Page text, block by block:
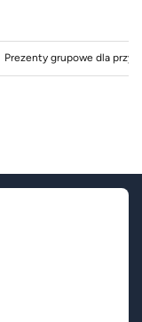
Prezenty grupowe dla